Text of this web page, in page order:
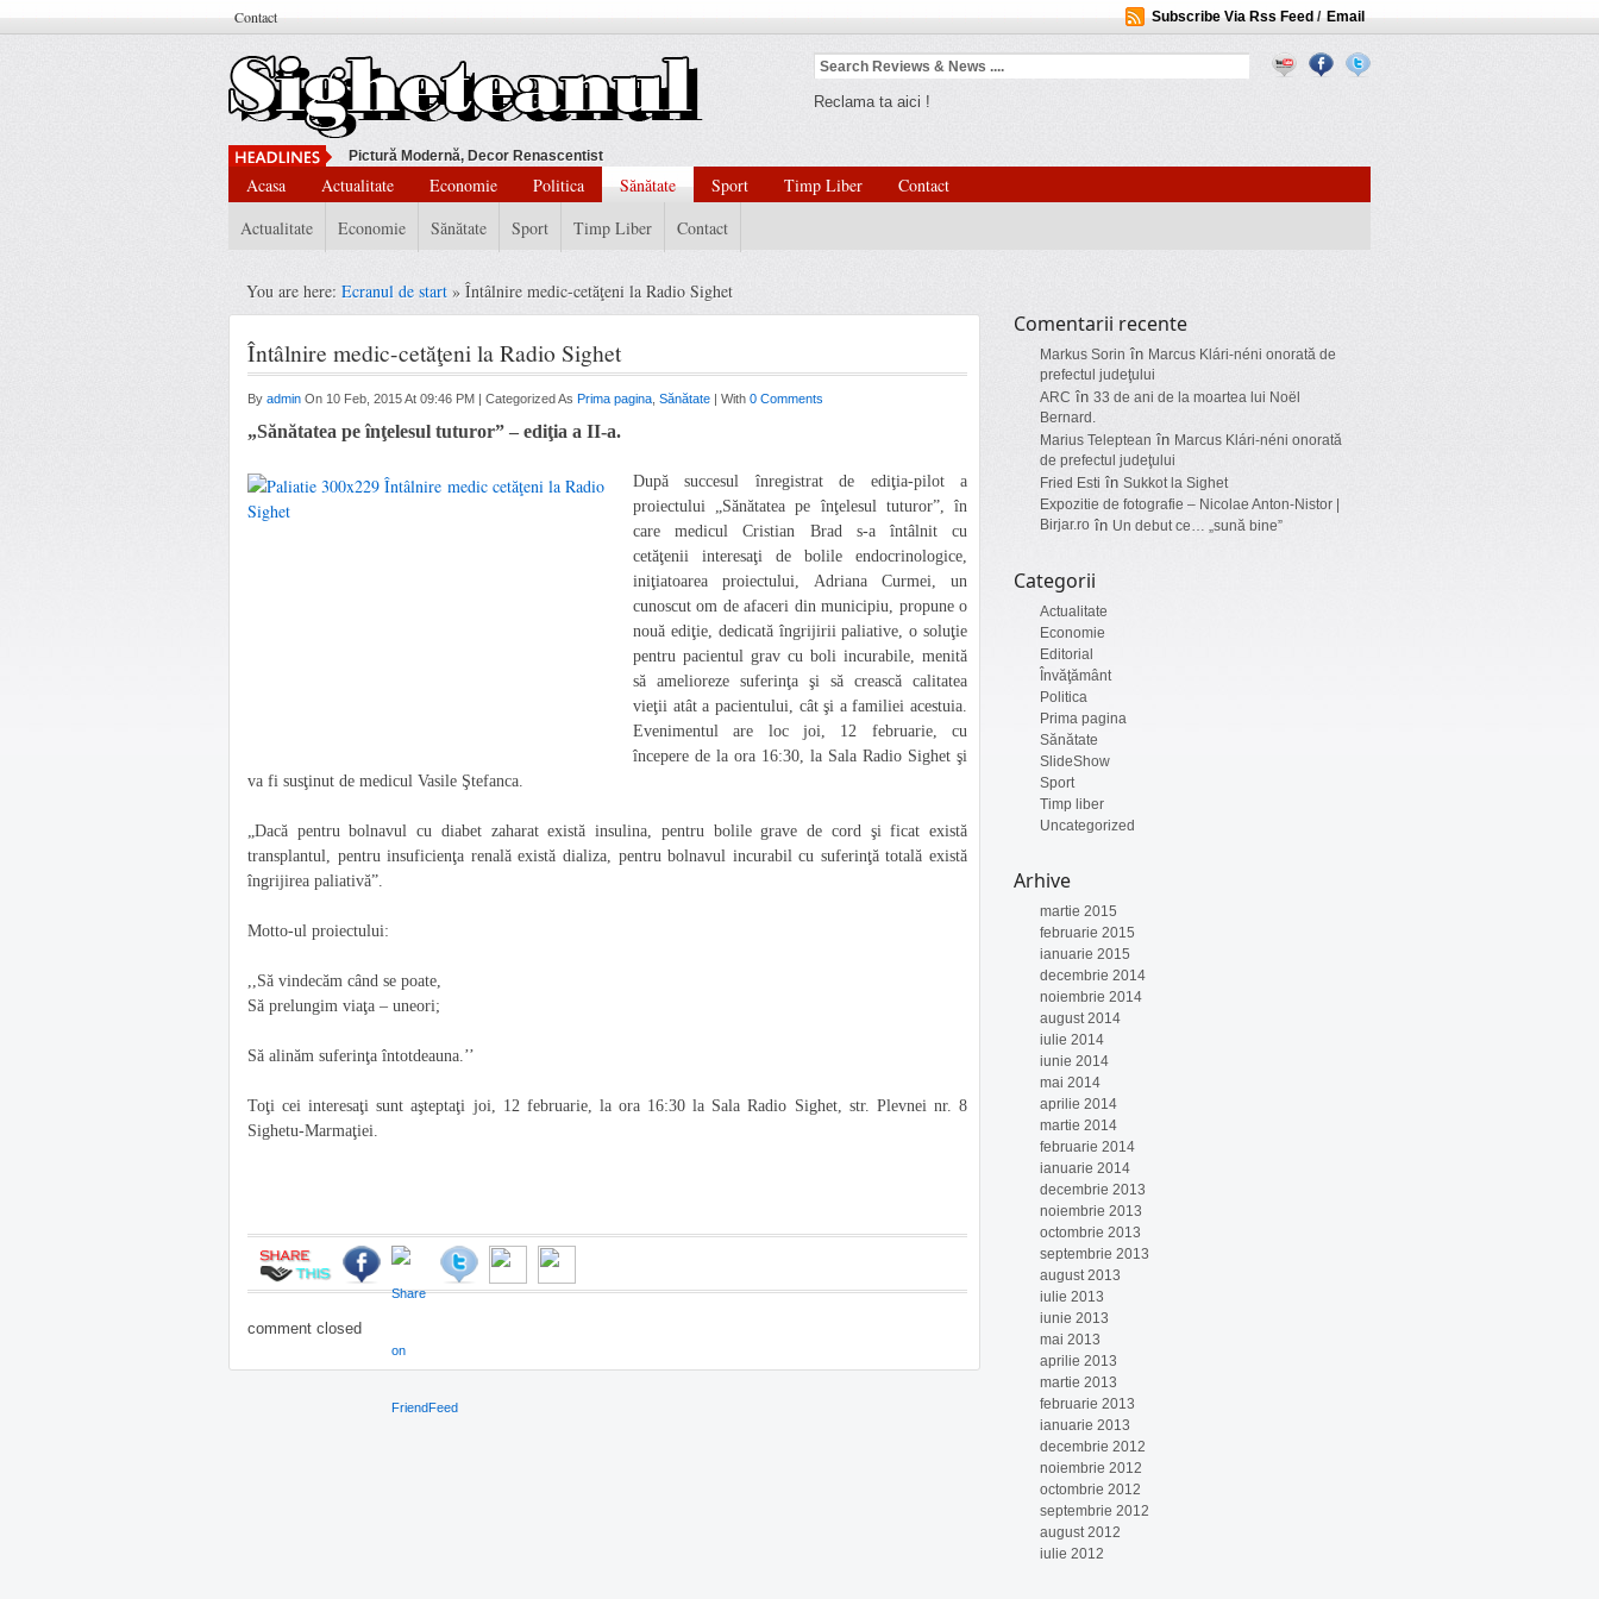
Contact Subscribe Via Rss Feed / Email
Reclama ta aici !
Pictură Modernă, Decor Renascentist
Acasa Actualitate Economie Politica Sănătate Sport Timp Liber
Contact
Actualitate
Economie Sănătate Sport Timp Liber Contact
Comentarii recente
Markus Sorin în Marcus Klári-néni onorată de
prefectul judeţului
ARC în 33 de ani de la moartea lui Noël
Bernard.
Marius Teleptean în Marcus Klári-néni onorată
de prefectul judeţului
Fried Esti în Sukkot la Sighet
Expozitie de fotografie – Nicolae Anton-Nistor |
Birjar.ro în Un debut ce… „sună bine”
Categorii
Actualitate
Economie
Editorial
Învăţământ
Politica
Prima pagina
Sănătate
SlideShow
Sport
Timp liber
Uncategorized
Arhive
martie 2015
februarie 2015
ianuarie 2015
decembrie 2014
noiembrie 2014
august 2014
iulie 2014
iunie 2014
mai 2014
aprilie 2014
martie 2014
februarie 2014
ianuarie 2014
decembrie 2013
noiembrie 2013
octombrie 2013
septembrie 2013
august 2013
iulie 2013
iunie 2013
mai 2013
aprilie 2013
martie 2013
februarie 2013
ianuarie 2013
decembrie 2012
noiembrie 2012
octombrie 2012
septembrie 2012
august 2012
iulie 2012
You are here: Ecranul de start » Întâlnire medic-cetăţeni la Radio Sighet
Întâlnire medic-cetăţeni la Radio Sighet
By admin On 10 Feb, 2015 At 09:46 PM | Categorized As Prima pagina Sănătate | With 0 Comments
„Sănătatea pe înţelesul tuturor” – ediţia a II-a.
După succesul înregistrat de ediţia-pilot a
proiectului „Sănătatea pe înţelesul tuturor”, în
care medicul Cristian Brad s-a întâlnit cu
cetăţenii interesaţi de bolile endocrinologice,
iniţiatoarea proiectului, Adriana Curmei, un
cunoscut om de afaceri din municipiu, propune o
nouă ediţie, dedicată îngrijirii paliative, o soluţie
pentru pacientul grav cu boli incurabile, menită
să amelioreze suferinţa şi să crească calitatea
vieţii atât a pacientului, cât şi a familiei acestuia.
Evenimentul are loc joi, 12 februarie, cu
începere de la ora 16:30, la Sala Radio Sighet şi
va fi susţinut de medicul Vasile Ştefanca.
„Dacă pentru bolnavul cu diabet zaharat există insulina, pentru bolile grave de cord şi ficat există
transplantul, pentru insuficienţa renală există dializa, pentru bolnavul incurabil cu suferinţă totală există
îngrijirea paliativă”.
Motto-ul proiectului:
,,Să vindecăm când se poate,
Să prelungim viaţa – uneori;
Să alinăm suferinţa întotdeauna.’’
Toţi cei interesaţi sunt aşteptaţi joi, 12 februarie, la ora 16:30 la Sala Radio Sighet, str. Plevnei nr. 8
Sighetu-Marmaţiei.
comment closed